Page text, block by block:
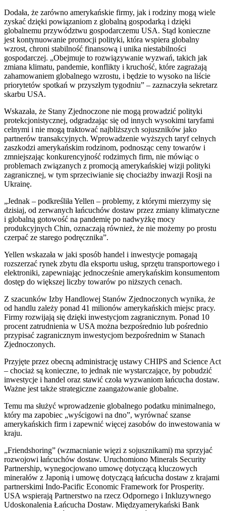
Dodała, że zarówno amerykańskie firmy, jak i rodziny mogą wiele
zyskać dzięki powiązaniom z globalną gospodarką i dzięki
globalnemu przywództwu gospodarczemu USA. Stąd konieczne
jest kontynuowanie promocji polityki, która wspiera globalny
wzrost, chroni stabilność finansową i unika niestabilności
gospodarczej. „Obejmuje to rozwiązywanie wyzwań, takich jak
zmiana klimatu, pandemie, konflikty i kruchość, które zagrażają
zahamowaniem globalnego wzrostu, i będzie to wysoko na liście
priorytetów spotkań w przyszłym tygodniu” – zaznaczyła sekretarz
skarbu USA.
Wskazała, że Stany Zjednoczone nie mogą prowadzić polityki
protekcjonistycznej, odgradzając się od innych wysokimi taryfami
celnymi i nie mogą traktować najbliższych sojuszników jako
partnerów transakcyjnych. Wprowadzenie wyższych taryf celnych
zaszkodzi amerykańskim rodzinom, podnosząc ceny towarów i
zmniejszając konkurencyjność rodzimych firm, nie mówiąc o
problemach związanych z promocją amerykańskiej wizji polityki
zagranicznej, w tym sprzeciwianie się chociażby inwazji Rosji na
Ukrainę.
„Jednak – podkreśliła Yellen – problemy, z którymi mierzymy się
dzisiaj, od zerwanych łańcuchów dostaw przez zmiany klimatyczne
i globalną gotowość na pandemię po nadwyżkę mocy
produkcyjnych Chin, oznaczają również, że nie możemy po prostu
czerpać ze starego podręcznika”.
Yellen wskazała w jaki sposób handel i inwestycje pomagają
rozszerzać rynek zbytu dla eksportu usług, sprzętu transportowego i
elektroniki, zapewniając jednocześnie amerykańskim konsumentom
dostęp do większej liczby towarów po niższych cenach.
Z szacunków Izby Handlowej Stanów Zjednoczonych wynika, że
od handlu zależy ponad 41 milionów amerykańskich miejsc pracy.
Firmy rozwijają się dzięki inwestycjom zagranicznym. Ponad 10
procent zatrudnienia w USA można bezpośrednio lub pośrednio
przypisać zagranicznym inwestycjom bezpośrednim w Stanach
Zjednoczonych.
Przyjęte przez obecną administrację ustawy CHIPS and Science Act
– chociaż są konieczne, to jednak nie wystarczające, by pobudzić
inwestycje i handel oraz stawić czoła wyzwaniom łańcucha dostaw.
Ważne jest także strategiczne zaangażowanie globalne.
Temu ma służyć wprowadzenie globalnego podatku minimalnego,
który ma zapobiec „wyścigowi na dno”, wyrównać szanse
amerykańskich firm i zapewnić więcej zasobów do inwestowania w
kraju.
„Friendshoring” (wzmacnianie więzi z sojusznikami) ma sprzyjać
rozwojowi łańcuchów dostaw. Uruchomiono Minerals Security
Partnership, wynegocjowano umowę dotyczącą kluczowych
minerałów z Japonią i umowę dotyczącą łańcucha dostaw z krajami
partnerskimi Indo-Pacific Economic Framework for Prosperity.
USA wspierają Partnerstwo na rzecz Odpornego i Inkluzywnego
Udoskonalenia Łańcucha Dostaw. Międzyamerykański Bank